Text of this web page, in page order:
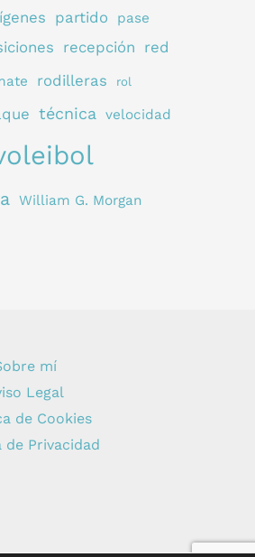
partido pase
recepción red
rodilleras rol
técnica velocidad
William G. Morgan
mí
Legal
de Cookies
de Privacidad